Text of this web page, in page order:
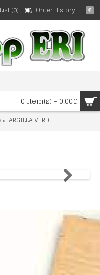
€
(0) Order History
0 item(s) - 0.00€
ARGILLA VERDE